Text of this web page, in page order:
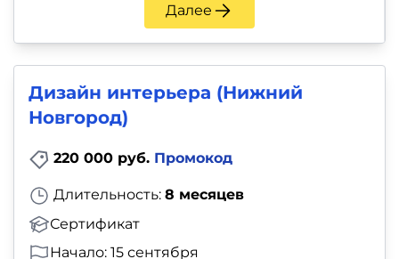
Далее
Дизайн интерьера (Нижний
Новгород)
220 000 руб. Промокод
Длительность: 8 месяцев
Сертификат
Начало: 15 сентября